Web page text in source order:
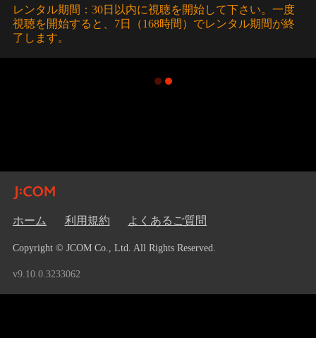
レンタル期間：30日以内に視聴を開始して下さい。一度
視聴を開始すると、7日（168時間）でレンタル期間が終
了します。
ホーム 利用規約 よくあるご質問
Copyright © JCOM Co., Ltd. All Rights Reserved.
v9.10.0.3233062